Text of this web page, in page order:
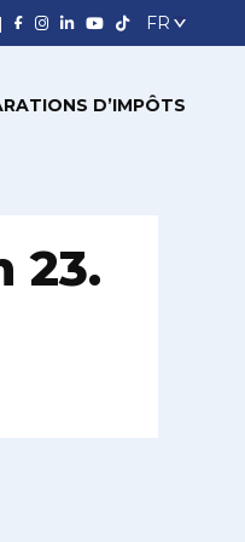
D’IMPÔTS
23.